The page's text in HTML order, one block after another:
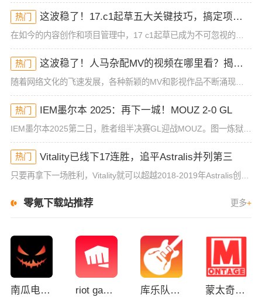
热门 这波稳了！17.c1起草五大关键技巧，搞定项目绝对无压力！
在如今的内容创作和项目管理中，17 c1起草已成为不可忽视的一项技能，尤其是对于那些从事高效工作的专业人士来说。掌握17 c1起草的核心技巧，不仅能够帮助你提升工作效率，还能让你在各种项目中脱颖而出。
热门 这波稳了！人马杂配MV的视频在哪里看？揭秘背后藏不住的神秘宝藏！
随着网络文化的飞速发展，各种新颖的MV和影视作品不断涌现，其中不乏一些引起广泛讨论和疯狂追捧的作品。最近，人马杂配这一MV成为了不少网友热议的焦点，它的独特风格、奇特的剪辑方式和鲜明的情感表达让人一时
热门 IEM墨尔本 2025：再下一城！MOUZ 2-0 GL
IEM墨尔本2025第二日，胜者组半决赛GL迎战MOUZ。图一炼狱小镇，小吉米的爆炸火力加持兜底能力，成功拿下对手选图。来到核子危机，神REZ上线先拿赛点，加时赛中的老鼠一扫颓势击败对手。IEM 墨尔
热门 Vitality已线下17连胜，追平Astralis并列第三
零氪下载站推荐 更多+
南瓜电影app下载 riot games拳头游戏官方app 库乐队app官方版下载 蒙太奇影视2025最新版本下载